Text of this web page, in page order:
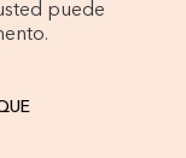
puede